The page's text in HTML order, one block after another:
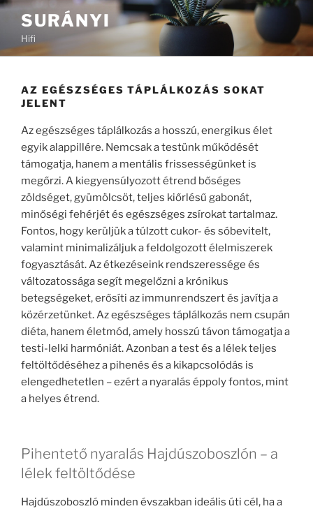
Tartalomhoz
SURÁNYI
Hifi
AZ EGÉSZSÉGES TÁPLÁLKOZÁS SOKAT
JELENT
Az egészséges táplálkozás a hosszú, energikus élet
egyik alappillére. Nemcsak a testünk működését
támogatja, hanem a mentális frissességünket is
megőrzi. A kiegyensúlyozott étrend bőséges
zöldséget, gyümölcsöt, teljes kiőrlésű gabonát,
minőségi fehérjét és egészséges zsírokat tartalmaz.
Fontos, hogy kerüljük a túlzott cukor- és sóbevitelt,
valamint minimalizáljuk a feldolgozott élelmiszerek
fogyasztását. Az étkezéseink rendszeressége és
változatossága segít megelőzni a krónikus
betegségeket, erősíti az immunrendszert és javítja a
közérzetünket. Az egészséges táplálkozás nem csupán
diéta, hanem életmód, amely hosszú távon támogatja a
testi-lelki harmóniát. Azonban a test és a lélek teljes
feltöltődéséhez a pihenés és a kikapcsolódás is
elengedhetetlen – ezért a nyaralás éppoly fontos, mint
a helyes étrend.
Pihentető nyaralás Hajdúszoboszlón – a
lélek feltöltődése
Hajdúszoboszló minden évszakban ideális úti cél, ha a